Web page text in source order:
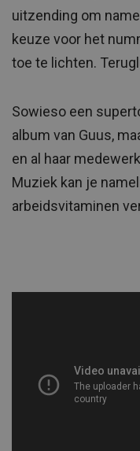
uitzending om
keuze voor het
toe te lichten.
Sowieso een
album van Guus,
en al haar
Muziek kan je
arbeidsvitaminen